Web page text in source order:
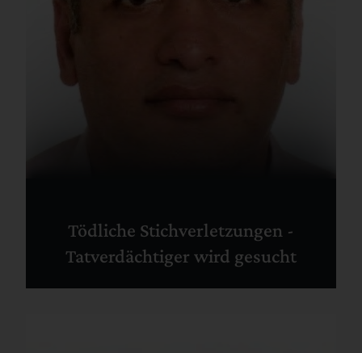
Tödliche Stichverletzungen -
Tatverdächtiger wird gesucht